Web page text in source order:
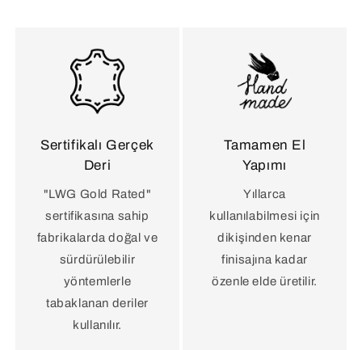
Sertifikalı Gerçek
Deri
"LWG Gold Rated"
sertifikasına sahip
fabrikalarda doğal ve
sürdürülebilir
yöntemlerle
tabaklanan deriler
kullanılır.
Tamamen El
Yapımı
Yıllarca
kullanılabilmesi için
dikişinden kenar
finisajına kadar
özenle elde üretilir.